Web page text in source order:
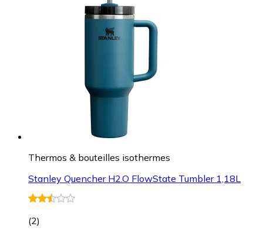
Thermos & bouteilles isothermes
Stanley Quencher H2.O FlowState Tumbler 1,18L
(2)